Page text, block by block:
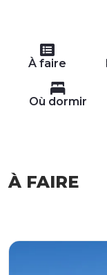
À faire
Où dormir
À FAIRE